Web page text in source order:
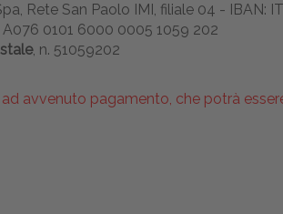
Rete San Paolo IMI, filiale 04 - IBAN:
0101 6000 0005 1059 202
, n. 51059202
avvenuto pagamento, che potrà